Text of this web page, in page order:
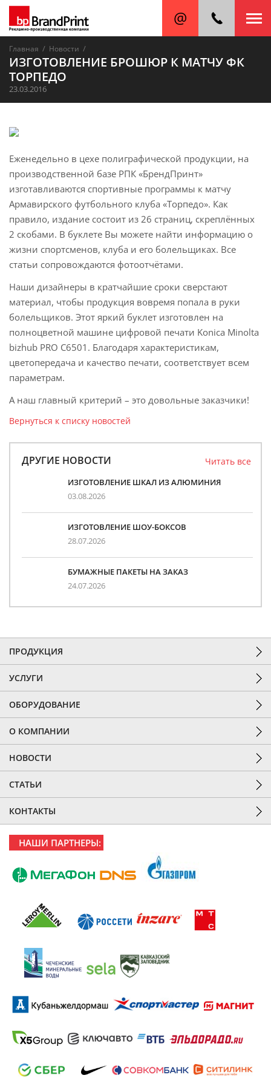
Главная / Новости /
ИЗГОТОВЛЕНИЕ БРОШЮР К МАТЧУ ФК
ТОРПЕДО
23.03.2016
Еженедельно в цехе полиграфической продукции, на
производственной базе РПК «БрендПринт»
изготавливаются спортивные программы к матчу
Армавирского футбольного клуба «Торпедо». Как
правило, издание состоит из 26 страниц, скреплённых
2 скобами. В буклете Вы можете найти информацию о
жизни спортсменов, клуба и его болельщиках. Все
статьи сопровождаются фотоотчётами.
Наши дизайнеры в кратчайшие сроки сверстают
материал, чтобы продукция вовремя попала в руки
болельщиков. Этот яркий буклет изготовлен на
полноцветной машине цифровой печати Konica Minolta
bizhub PRO C6501. Благодаря характеристикам,
цветопередача и качество печати, соответствует всем
параметрам.
А наш главный критерий – это довольные заказчики!
Вернуться к списку новостей
ДРУГИЕ НОВОСТИ Читать все
ИЗГОТОВЛЕНИЕ ШКАЛ ИЗ АЛЮМИНИЯ
03.08.2026
ИЗГОТОВЛЕНИЕ ШОУ-БОКСОВ
28.07.2026
БУМАЖНЫЕ ПАКЕТЫ НА ЗАКАЗ
24.07.2026
ПРОДУКЦИЯ
УСЛУГИ
ОБОРУДОВАНИЕ
О КОМПАНИИ
НОВОСТИ
СТАТЬИ
КОНТАКТЫ
НАШИ ПАРТНЕРЫ: